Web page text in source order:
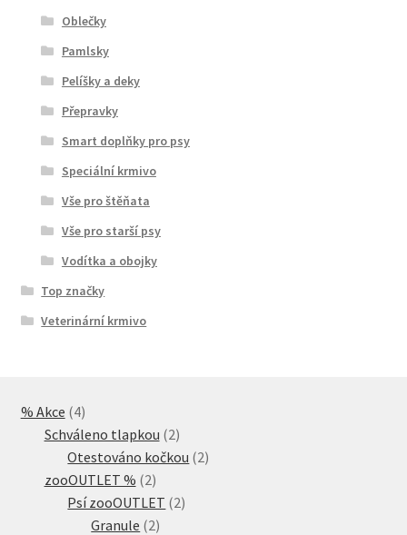
Oblečky
Pamlsky
Pelíšky a deky
Přepravky
Smart doplňky pro psy
Speciální krmivo
Vše pro štěňata
Vše pro starší psy
Vodítka a obojky
Top značky
Veterinární krmivo
% Akce 44
produkty
Schváleno tlapkou 22
produkty
Otestováno kočkou 22
zooOUTLET % 22
produkty
Psí zooOUTLET 22
Granule 22